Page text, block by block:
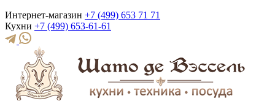
Интернет-магазин +7 (499) 653 71 71
Кухни +7 (499) 653-61-61